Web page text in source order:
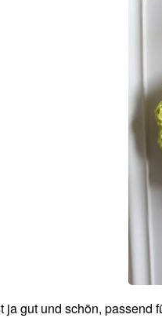
ja gut und schön, passend